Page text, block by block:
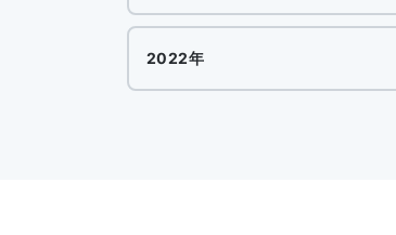
2022年